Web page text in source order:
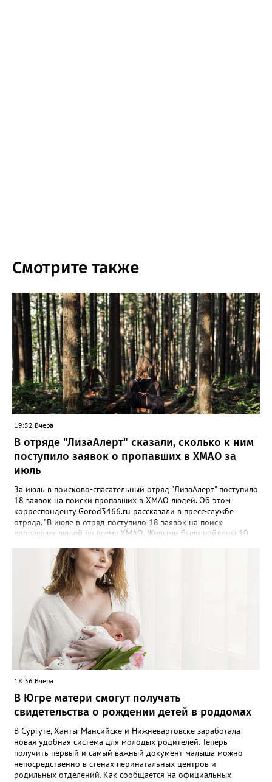
Смотрите также
19:52 Вчера
В отряде "ЛизаАлерт" сказали, сколько к ним
поступило заявок о пропавших в ХМАО за
июль
За июль в поисково-спасательный отряд "ЛизаАлерт" поступило
18 заявок на поиски пропавших в ХМАО людей. Об этом
корреспонденту Gorod3466.ru рассказали в пресс-службе
отряда. "В июле в отряд поступило 18 заявок на поиск
пропавших людей по всему ХМАО. Живыми были найдены 10
пресс-службе. В отряде отметили, что до сих пор не нашли трех
пропавших жителей региона, однако их поиски продолжаются -
распространяются ориентировки, проверяются свидетельства.
Ранее Gorod3466.ru сообщал, что большинство случаев
пропажи детей в ХМАО фиксировались в Нижневартовске и
Сургуте.
18:36 Вчера
В Югре матери смогут получать
свидетельства о рождении детей в роддомах
В Сургуте, Ханты-Мансийске и Нижневартовске заработала
новая удобная система для молодых родителей. Теперь
получить первый и самый важный документ малыша можно
непосредственно в стенах перинатальных центров и
родильных отделений. Как сообщается на официальных